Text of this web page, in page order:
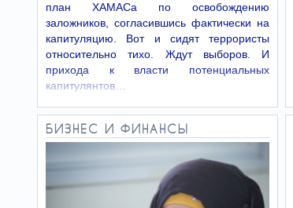
план ХАМАСа по освобождению
заложников, согласившись фактически на
капитуляцию. Вот и сидят террористы
относительно тихо. Ждут выборов. И
прихода к власти потенциальных
капитулянтов…
БИЗНЕС И ФИНАНСЫ